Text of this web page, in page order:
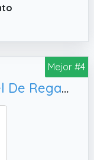
envolver
no se daña,
arruga al
Mejor #4
RUSPEPA Rollo De Papel De Regalo Con Forma De Corazón (Mini Rollo) (43, Cumpleaños Y Baby Shower.